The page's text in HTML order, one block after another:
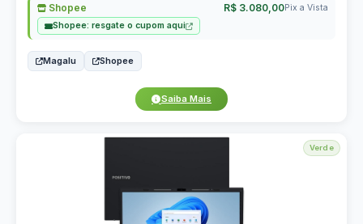
Shopee R$ 3.080,00Pix a Vista
Shopee: resgate o cupom aqui
Magalu Shopee
Saiba Mais
Verde